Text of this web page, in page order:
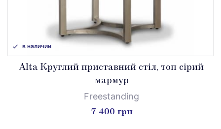
в наличии
Alta Круглий приставний стіл, топ сірий
мармур
Freestanding
7 400 грн